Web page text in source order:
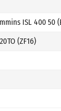
ISL 400 50
(ZF16)